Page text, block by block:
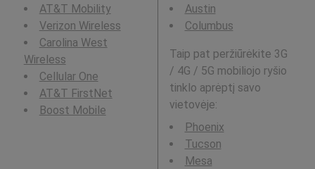
AT&T Mobility
Verizon Wireless
Carolina West
Wireless
Cellular One
AT&T FirstNet
Boost Mobile
Austin
Columbus
Taip pat peržiūrėkite 3G
/ 4G / 5G mobiliojo ryšio
tinklo aprėptį savo
vietovėje:
Phoenix
Tucson
Mesa